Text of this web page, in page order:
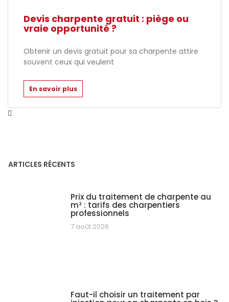
Devis charpente gratuit : piège ou
vraie opportunité ?
Obtenir un devis gratuit pour sa charpente attire
souvent ceux qui veulent
En savoir plus
ARTICLES RÉCENTS
Prix du traitement de charpente au
m² : tarifs des charpentiers
professionnels
7 août 2026
Faut-il choisir un traitement par